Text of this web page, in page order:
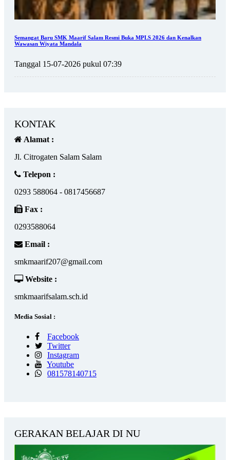
Semangat Baru SMK Maarif Salam Resmi Buka MPLS 2026 dan Kenalkan
Wawasan Wiyata Mandala
Tanggal 15-07-2026 pukul 07:39
KONTAK
Alamat :
Jl. Citrogaten Salam Salam
Telepon :
0293 588064 - 0817456687
Fax :
0293588064
Email :
smkmaarif207@gmail.com
Website :
smkmaarifsalam.sch.id
Media Sosial :
Facebook
Twitter
Instagram
Youtube
081578140715
GERAKAN BELAJAR DI NU